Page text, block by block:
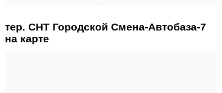
тер. СНТ Городской Смена-Автобаза-7
на карте